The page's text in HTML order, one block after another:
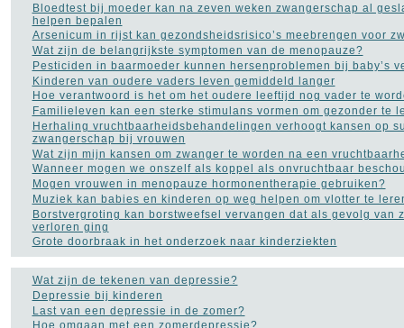
NAVIGATIE
Contact
Populaire inhoud
Links naar medische sites
Bloedtest bij moeder kan na zeven weken zwangerschap al
helpen bepalen
Arsenicum in rijst kan gezondsheidsrisico’s meebrengen voor
Wat zijn de belangrijkste symptomen van de menopauze?
Pesticiden in baarmoeder kunnen hersenproblemen bij baby’s
Kinderen van oudere vaders leven gemiddeld langer
Hoe verantwoord is het om het oudere leeftijd nog vader te
Familieleven kan een sterke stimulans vormen om gezonder te
Herhaling vruchtbaarheidsbehandelingen verhoogt kansen op
zwangerschap bij vrouwen
Wat zijn mijn kansen om zwanger te worden na een
Wanneer mogen we onszelf als koppel als onvruchtbaar
Mogen vrouwen in menopauze hormonentherapie gebruiken?
Muziek kan babies en kinderen op weg helpen om vlotter te
Borstvergroting kan borstweefsel vervangen dat als gevolg van
verloren ging
Grote doorbraak in het onderzoek naar kinderziekten
Wat zijn de tekenen van depressie?
Depressie bij kinderen
Last van een depressie in de zomer?